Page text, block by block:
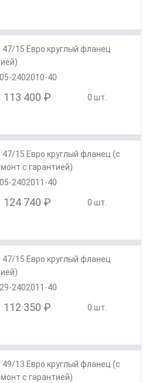
47/15 Евро круглый фланец
2402010-40
113 400 ₽ 0 шт.
47/15 Евро круглый фланец (с
с гарантией)
2402011-40
124 740 ₽ 0 шт.
47/15 Евро круглый фланец
2402011-40
112 350 ₽ 0 шт.
49/13 Евро круглый фланец (с
с гарантией)